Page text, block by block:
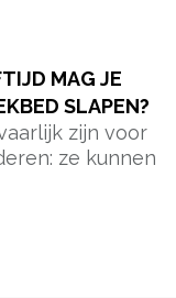
MAG JE
SLAPEN?
zijn voor
ze kunnen